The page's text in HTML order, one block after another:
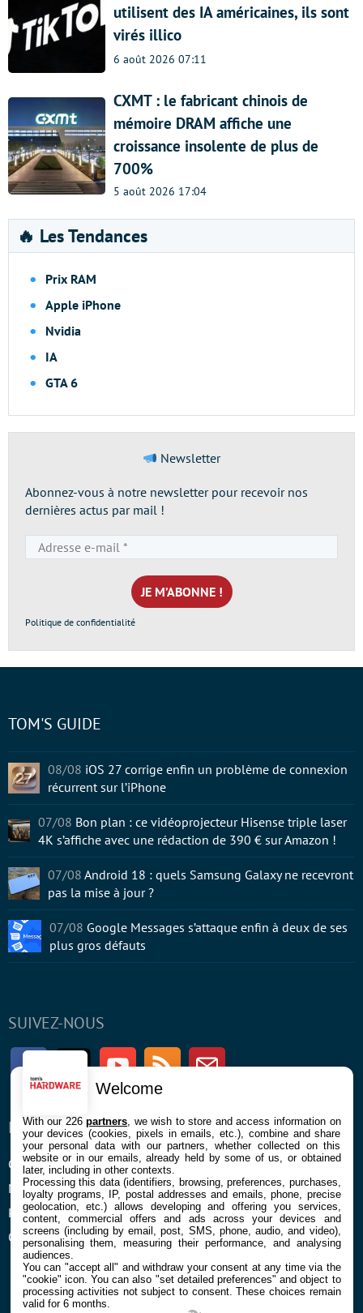
utilisent des IA américaines, ils sont
virés illico
6 août 2026 07:11
CXMT : le fabricant chinois de
mémoire DRAM affiche une
croissance insolente de plus de
700%
5 août 2026 17:04
🔥 Les Tendances
Prix RAM
Apple iPhone
Nvidia
IA
GTA 6
Newsletter
Abonnez-vous à notre newsletter pour recevoir nos
dernières actus par mail !
e-
mail
*
Politique de confidentialité
SUIVEZ-NOUS
FacebookTwitter Youtube RSS Newsletter
ENTREPRISE
Confidentialité et Cookies
Mentions légales et CGU
Préférences Cookies
Qui sommes nous
À PROPOS
Contact
TOM'S GUIDE
08/08 iOS 27 corrige enfin un problème de connexion
récurrent sur l’iPhone
07/08 Bon plan : ce vidéoprojecteur Hisense triple laser
4K s’affiche avec une rédaction de 390 € sur Amazon !
07/08 Android 18 : quels Samsung Galaxy ne recevront
pas la mise à jour ?
07/08 Google Messages s’attaque enfin à deux de ses
plus gros défauts
Welcome
With our 226partners , we wish to store and access information on
your devices (cookies, pixels in emails, etc.), combine and share
your personal data with our partners, whether collected on this
website or in our emails, already held by some of us, or obtained
later, including in other contexts.
Processing this data (identifiers, browsing, preferences, purchases,
loyalty programs, IP, postal addresses and emails, phone, precise
geolocation, etc.) allows developing and offering you services,
content, commercial offers and ads across your devices and
screens (including by email, post, SMS, phone, audio, and video),
personalising them, measuring their performance, and analysing
audiences.
You can "accept all" and withdraw your consent at any time via the
"cookie" icon. You can also "set detailed preferences" and object to
processing activities not subject to consent. These choices remain
valid for 6 months.